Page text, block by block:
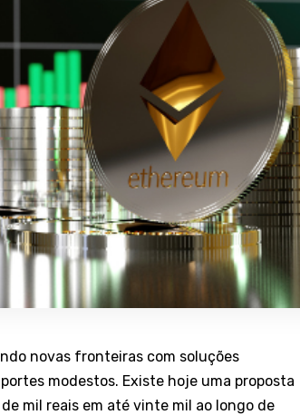
novas fronteiras com soluções
modestos. Existe hoje uma proposta
mil reais em até vinte mil ao longo de